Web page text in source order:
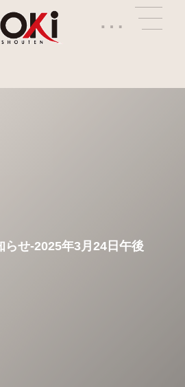
…
らせ-2025年3月24日午後